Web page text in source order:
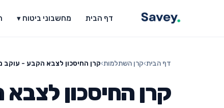
דף הבית מחשבוני ביטוח ▾
דף הבית›קרן השתלמות›קרן החיסכון לצבא הקבע - עוקב
קרן החיסכון